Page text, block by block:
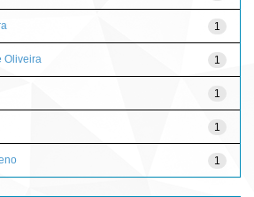
1
1
Oliveira
1
1
1